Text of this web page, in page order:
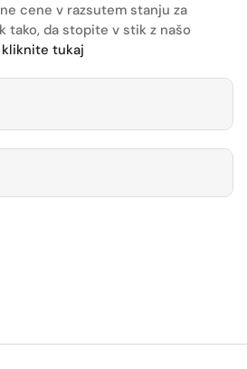
cene v razsutem stanju za
tako, da stopite v stik z našo
kliknite tukaj